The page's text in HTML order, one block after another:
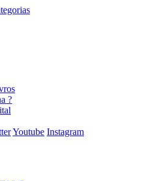
?
Youtube Instagram